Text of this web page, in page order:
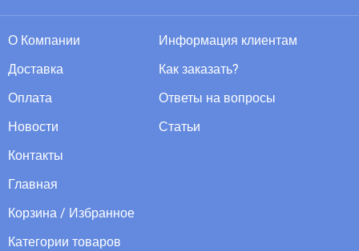
О Компании
Доставка
Оплата
Новости
Информация клиентам
Как заказать?
Ответы на вопросы
Статьи
Контакты
Главная
Корзина / Избранное
Категории товаров